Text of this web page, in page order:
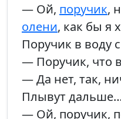
— Ой, поручик,
олени, как бы я
Поручик в воду
— Поручик, что
— Да нет, так,
Плывут
— Ой, поручик,